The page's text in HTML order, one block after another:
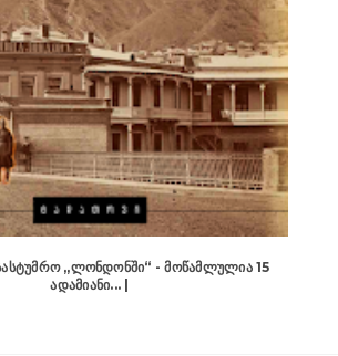
„ᲚᲝᲜᲓᲝᲜᲨᲘ“ - ᲛᲝᲬᲐᲛᲚᲣᲚᲘᲐ 15
ᲐᲓᲐᲛᲘᲐᲜᲘ... |